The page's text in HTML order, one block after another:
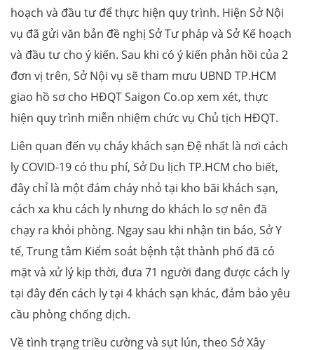
hoạch và đầu tư để thực hiện quy trình. Hiện Sở Nội
vụ đã gửi văn bản đề nghị Sở Tư pháp và Sở Kế hoạch
và đầu tư cho ý kiến. Sau khi có ý kiến phản hồi của 2
đơn vị trên, Sở Nội vụ sẽ tham mưu UBND TP.HCM
giao hồ sơ cho HĐQT Saigon Co.op xem xét, thực
hiện quy trình miễn nhiệm chức vụ Chủ tịch HĐQT.
Liên quan đến vụ cháy khách sạn Đệ nhất là nơi cách
ly COVID-19 có thu phí, Sở Du lịch TP.HCM cho biết,
đây chỉ là một đám cháy nhỏ tại kho bãi khách sạn,
cách xa khu cách ly nhưng do khách lo sợ nên đã
chạy ra khỏi phòng. Ngay sau khi nhận tin báo, Sở Y
tế, Trung tâm Kiểm soát bệnh tật thành phố đã có
mặt và xử lý kịp thời, đưa 71 người đang được cách ly
tại đây đến cách ly tại 4 khách sạn khác, đảm bảo yêu
cầu phòng chống dịch.
Về tình trạng triều cường và sụt lún, theo Sở Xây